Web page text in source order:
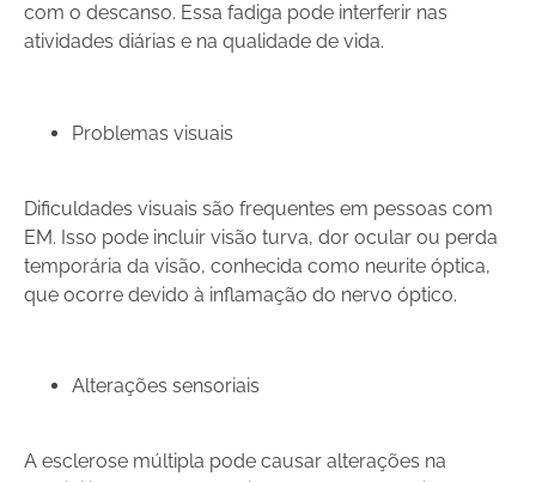
com o descanso. Essa fadiga pode interferir nas
atividades diárias e na qualidade de vida.
Problemas visuais
Dificuldades visuais são frequentes em pessoas com
EM. Isso pode incluir visão turva, dor ocular ou perda
temporária da visão, conhecida como neurite óptica,
que ocorre devido à inflamação do nervo óptico.
Alterações sensoriais
A esclerose múltipla pode causar alterações na